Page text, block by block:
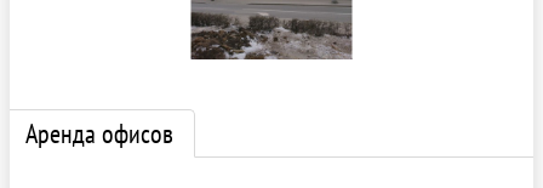
Аренда офисов